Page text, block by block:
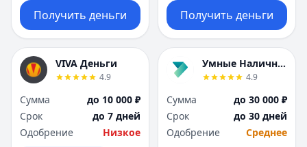
Томск
Тула
Тюмень
У
Ульяновск
Хабаровск
Томск
Тула
Тюмень
У
Ульяновск
Хабаровск
Получить деньги Получить деньги
VIVA Деньги
4.9
Сумма
до 10 000 ₽
Срок
до 7 дней
Одобрение
Низкое
Умные Наличные
4.9
Сумма
до 30 000 ₽
Срок
до 30 дней
Одобрение
Среднее